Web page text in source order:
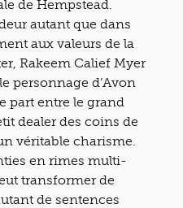
de Hempstead.
autant que dans
aux valeurs de la
Rakeem Calief Myer
personnage d’Avon
part entre le grand
dealer des coins de
véritable charisme.
en rimes multi-
transformer de
de sentences